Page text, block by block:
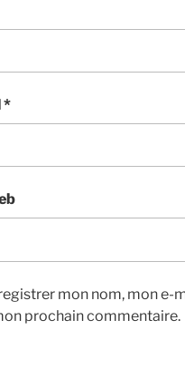
*
mon nom, mon e-
prochain commentaire.